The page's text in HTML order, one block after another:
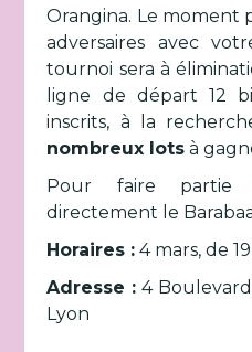
Orangina. Le moment
adversaires avec
tournoi sera à
ligne de départ 12
inscrits, à la
nombreux lots à
Pour faire partie
directement le
Horaires : 4 mars, de
Adresse : 4
Lyon